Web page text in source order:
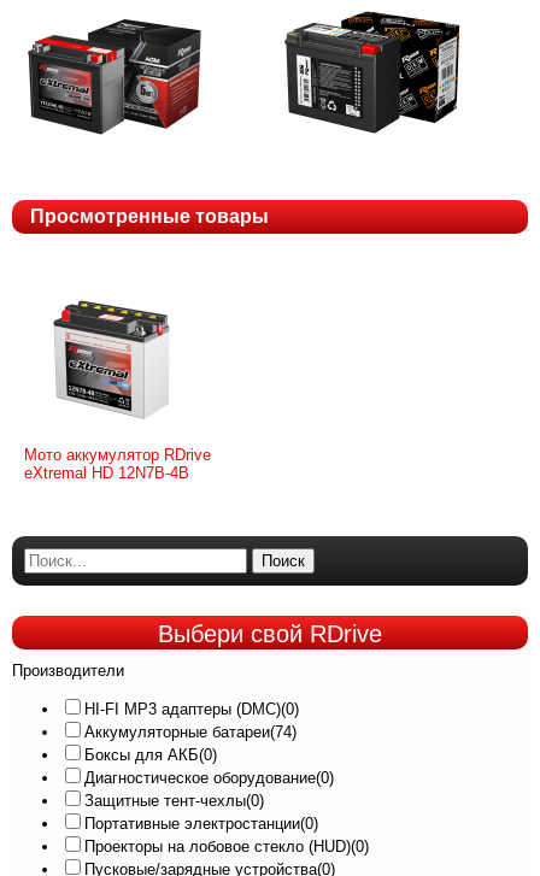
Просмотренные товары
Мото аккумулятор RDrive
eXtremal HD 12N7B-4B
Поиск
Выберисвой RDrive
Производители
HI-FI MP3 адаптеры (DMC)(0)
Аккумуляторные батареи(74)
Боксы для АКБ(0)
Диагностическое оборудование(0)
Защитные тент-чехлы(0)
Портативные электростанции(0)
Проекторы на лобовое стекло (HUD)(0)
Пусковые/зарядные устройства(0)